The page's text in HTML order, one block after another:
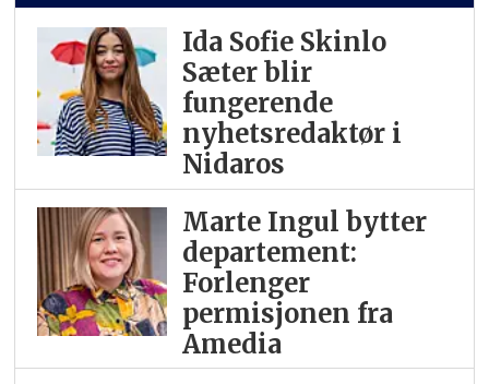
Ida Sofie Skinlo
Sæter blir
fungerende
nyhetsredaktør i
Nidaros
Marte Ingul bytter
departement:
Forlenger
permisjonen fra
Amedia